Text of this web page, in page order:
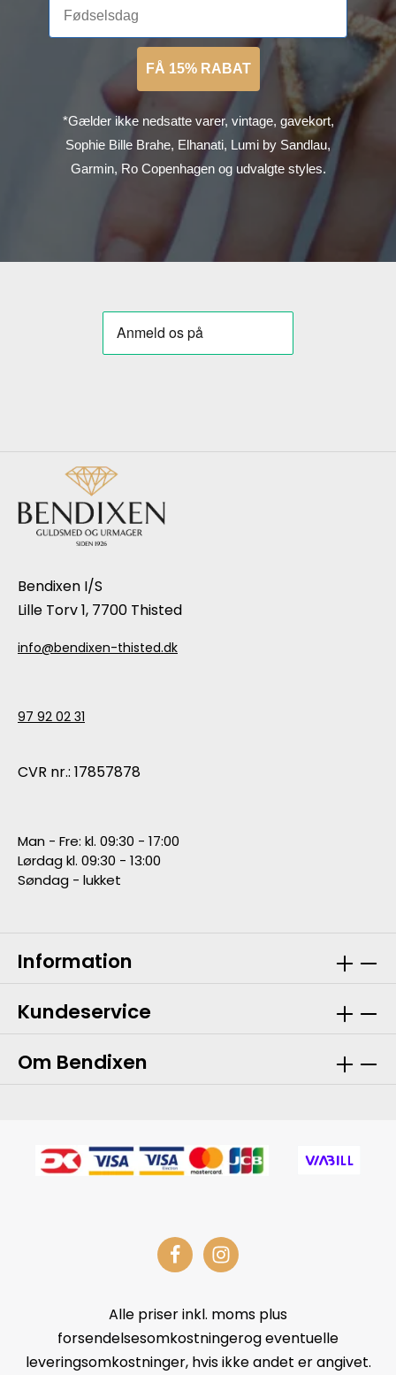
FÅ 15% RABAT
*Gælder ikke nedsatte varer, vintage, gavekort,
Sophie Bille Brahe, Elhanati, Lumi by Sandlau,
Garmin, Ro Copenhagen og udvalgte styles.
Bendixen I/S
Lille Torv 1, 7700 Thisted
info@bendixen-thisted.dk
97 92 02 31
CVR nr.: 17857878
Man - Fre: kl. 09:30 - 17:00
Lørdag kl. 09:30 - 13:00
Søndag - lukket
Information
Kundeservice
Om Bendixen
Alle priser inkl. moms plus
forsendelsesomkostningerog eventuelle
leveringsomkostninger, hvis ikke andet er angivet.